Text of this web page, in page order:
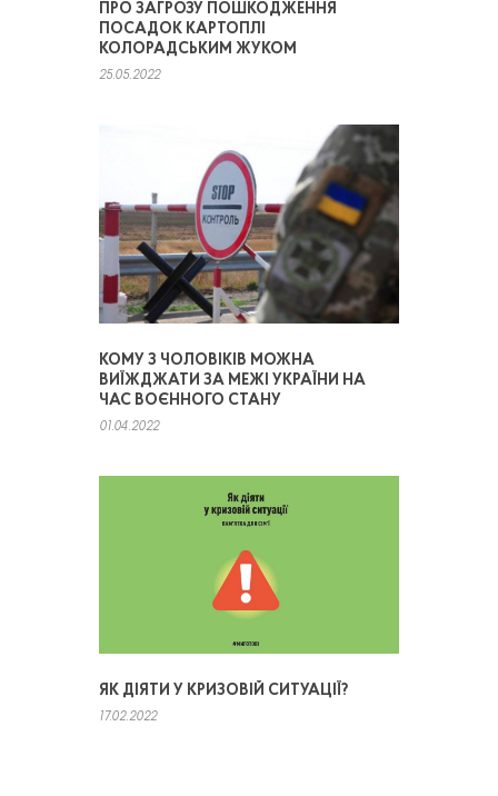
ПРО ЗАГРОЗУ ПОШКОДЖЕННЯ
ПОСАДОК КАРТОПЛІ
КОЛОРАДСЬКИМ ЖУКОМ
25.05.2022
КОМУ З ЧОЛОВІКІВ МОЖНА
ВИЇЖДЖАТИ ЗА МЕЖІ УКРАЇНИ НА
ЧАС ВОЄННОГО СТАНУ
01.04.2022
ЯК ДІЯТИ У КРИЗОВІЙ СИТУАЦІЇ?
17.02.2022